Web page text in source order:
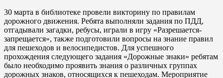
30 марта в библиотеке провели викторину по правилам
дорожного движения. Ребята выполняли задания по ПДД,
отгадывали загадки, ребусы, играли в игру «Разрешается-
запрещается», также подготовили вопросы на знание правил
для пешеходов и велосипедистов. Для успешного
прохождения следующего задания «Дорожные знаки» ребятам
было необходимо проявить знания о различных группах
дорожных знаков, относящихся к пешеходам. Мероприятие